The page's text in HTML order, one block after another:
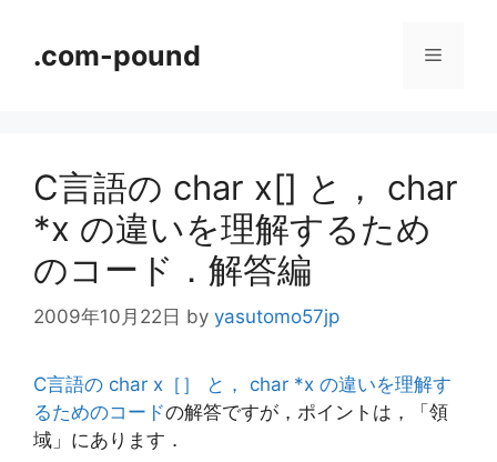
.com-pound メ
ュ
C言語の char x[] と， char
*x の違いを理解するため
のコード．解答編
2009年10月22日 by yasutomo57jp
C言語の char x［］ と， char *x の違いを理解す
るためのコードの解答ですが，ポイントは，「領
域」にあります．